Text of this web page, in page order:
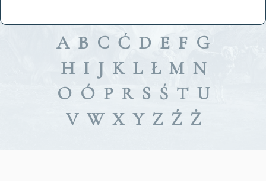
A B C Ć D E F G
H I J K L Ł M N
O Ó P R S Ś T U
V W X Y Z Ź Ż